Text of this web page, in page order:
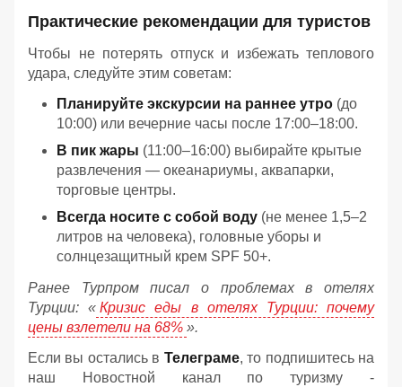
Практические рекомендации для туристов
Чтобы не потерять отпуск и избежать теплового
удара, следуйте этим советам:
Планируйте экскурсии на раннее утро (до
10:00) или вечерние часы после 17:00–18:00.
В пик жары (11:00–16:00) выбирайте крытые
развлечения — океанариумы, аквапарки,
торговые центры.
Всегда носите с собой воду (не менее 1,5–2
литров на человека), головные уборы и
солнцезащитный крем SPF 50+.
Ранее Турпром писал о проблемах в отелях
Турции: « Кризис еды в отелях Турции: почему
цены взлетели на 68% ».
Если вы остались в Телеграме, то подпишитесь на
наш Новостной канал по туризму -